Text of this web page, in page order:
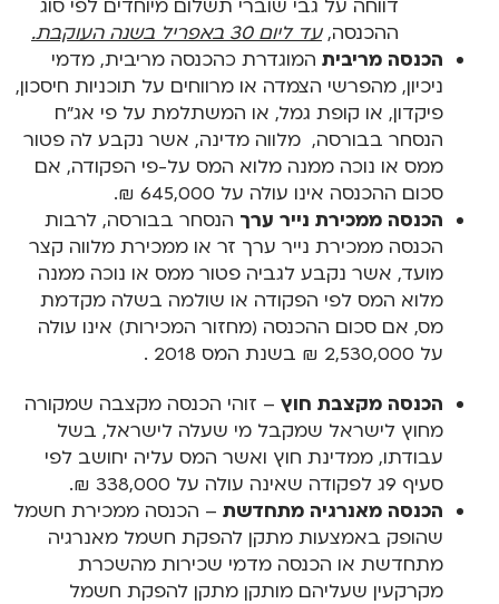
דווחה על גבי שוברי תשלום מיוחדים לפי סוג
ההכנסה,עד ליום 30 באפריל בשנה העוקבת.
הכנסה מריבית המוגדרת כהכנסה מריבית, מדמי
ניכיון, מהפרשי הצמדה או מרווחים על תוכניות חיסכון,
פיקדון, או קופת גמל, או המשתלמת על פי אג"ח
הנסחר בבורסה, מלווה מדינה, אשר נקבע לה פטור
ממס או נוכה ממנה מלוא המס על-פי הפקודה, אם
סכום ההכנסה אינו עולה על 645,000 ₪.
הכנסה ממכירת נייר ערך הנסחר בבורסה, לרבות
הכנסה ממכירת נייר ערך זר או ממכירת מלווה קצר
מועד, אשר נקבע לגביה פטור ממס או נוכה ממנה
מלוא המס לפי הפקודה או שולמה בשלה מקדמת
מס, אם סכום ההכנסה (מחזור המכירות) אינו עולה
על 2,530,000 ₪ בשנת המס 2018 .
הכנסה מקצבת חוץ – זוהי הכנסה מקצבה שמקורה
מחוץ לישראל שמקבל מי שעלה לישראל, בשל
עבודתו, ממדינת חוץ ואשר המס עליה יחושב לפי
סעיף 9ג לפקודה שאינה עולה על 338,000 ₪.
הכנסה מאנרגיה מתחדשת – הכנסה ממכירת חשמל
שהופק באמצעות מתקן להפקת חשמל מאנרגיה
מתחדשת או הכנסה מדמי שכירות מהשכרת
מקרקעין שעליהם מותקן מתקן להפקת חשמל